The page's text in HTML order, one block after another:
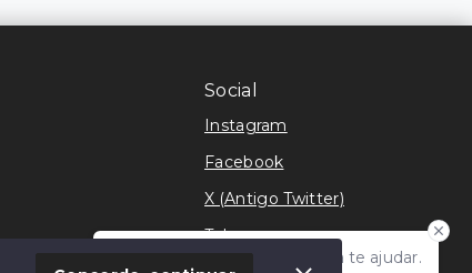
Olá! Estamos disponíveis para te ajudar.
Social
Instagram
Facebook
X (Antigo Twitter)
Telegram